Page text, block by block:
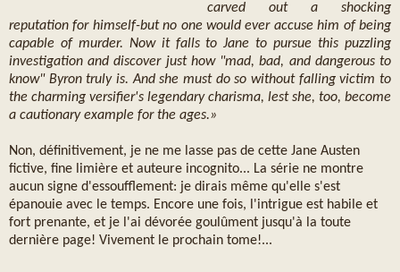
carved out a shocking
reputation for himself-but no one would ever accuse him of being
capable of murder. Now it falls to Jane to pursue this puzzling
investigation and discover just how "mad, bad, and dangerous to
know" Byron truly is. And she must do so without falling victim to
the charming versifier's legendary charisma, lest she, too, become
a cautionary example for the ages.»
Non, définitivement, je ne me lasse pas de cette Jane Austen
fictive, fine limière et auteure incognito... La série ne montre
aucun signe d'essoufflement: je dirais même qu'elle s'est
épanouie avec le temps. Encore une fois, l'intrigue est habile et
fort prenante, et je l'ai dévorée goulûment jusqu'à la toute
dernière page! Vivement le prochain tome!...